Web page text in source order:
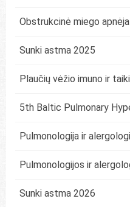
Obstrukcinė miego
Sunki astma 2025
Plaučių vėžio imuno ir
5th Baltic Pulmonary
Pulmonologija ir
Pulmonologijos ir
Sunki astma 2026